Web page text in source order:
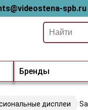
spb.ru
Бренды
дисплеи